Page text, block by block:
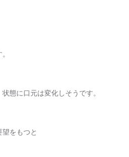
態に口元は変化しそうです。
をもつと